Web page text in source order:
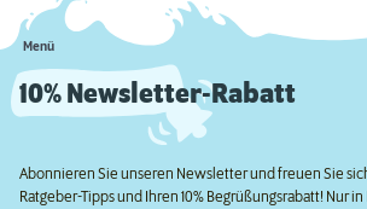
Menü
10% Newsletter-Rabatt
Abonnieren Sie unseren Newsletter und freuen Sie
Ratgeber-Tipps und Ihren 10% Begrüßungsrabatt! Nur